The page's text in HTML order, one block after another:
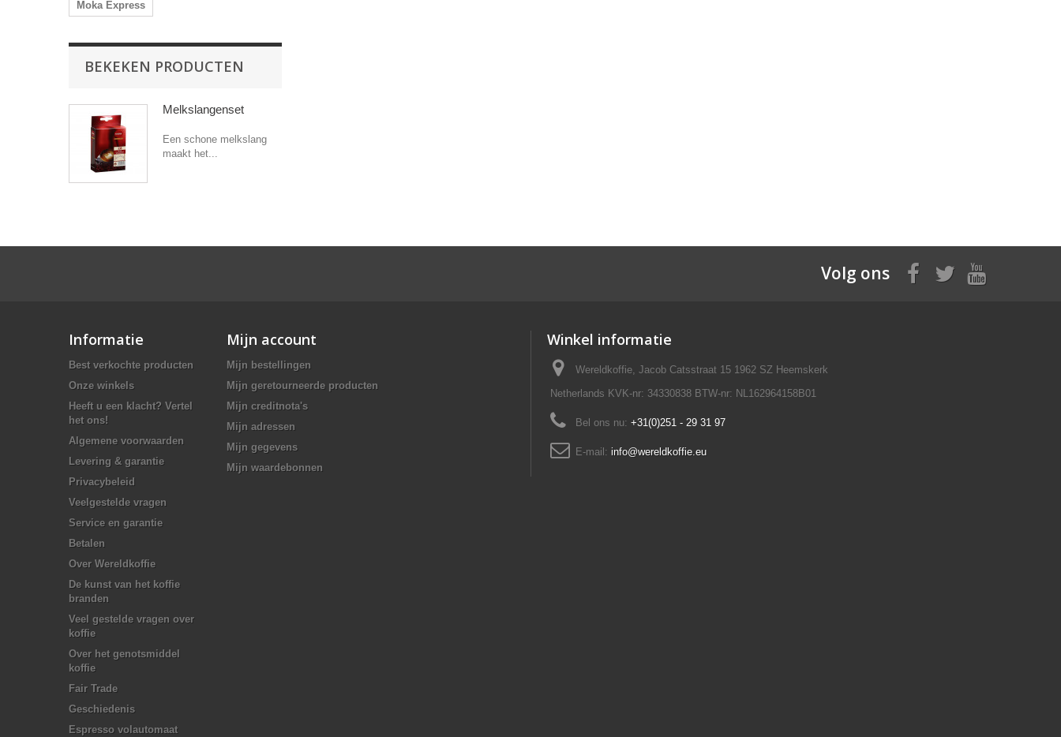
Moka Express
BEKEKEN PRODUCTEN
Melkslangenset
Een schone melkslang
maakt het...
Volg ons
Informatie
Best verkochte producten
Onze winkels
Heeft u een klacht? Vertel
het ons!
Algemene voorwaarden
Levering & garantie
Privacybeleid
Veelgestelde vragen
Service en garantie
Betalen
Over Wereldkoffie
De kunst van het koffie
branden
Veel gestelde vragen over
koffie
Over het genotsmiddel
koffie
Fair Trade
Geschiedenis
Espresso volautomaat
Mijn account
Mijn bestellingen
Mijn geretourneerde producten
Mijn creditnota's
Mijn adressen
Mijn gegevens
Mijn waardebonnen
Winkel informatie
Wereldkoffie, Jacob Catsstraat 15 1962 SZ Heemskerk
Netherlands KVK-nr: 34330838 BTW-nr: NL162964158B01
Bel ons nu: +31(0)251 - 29 31 97
E-mail: info@wereldkoffie.eu